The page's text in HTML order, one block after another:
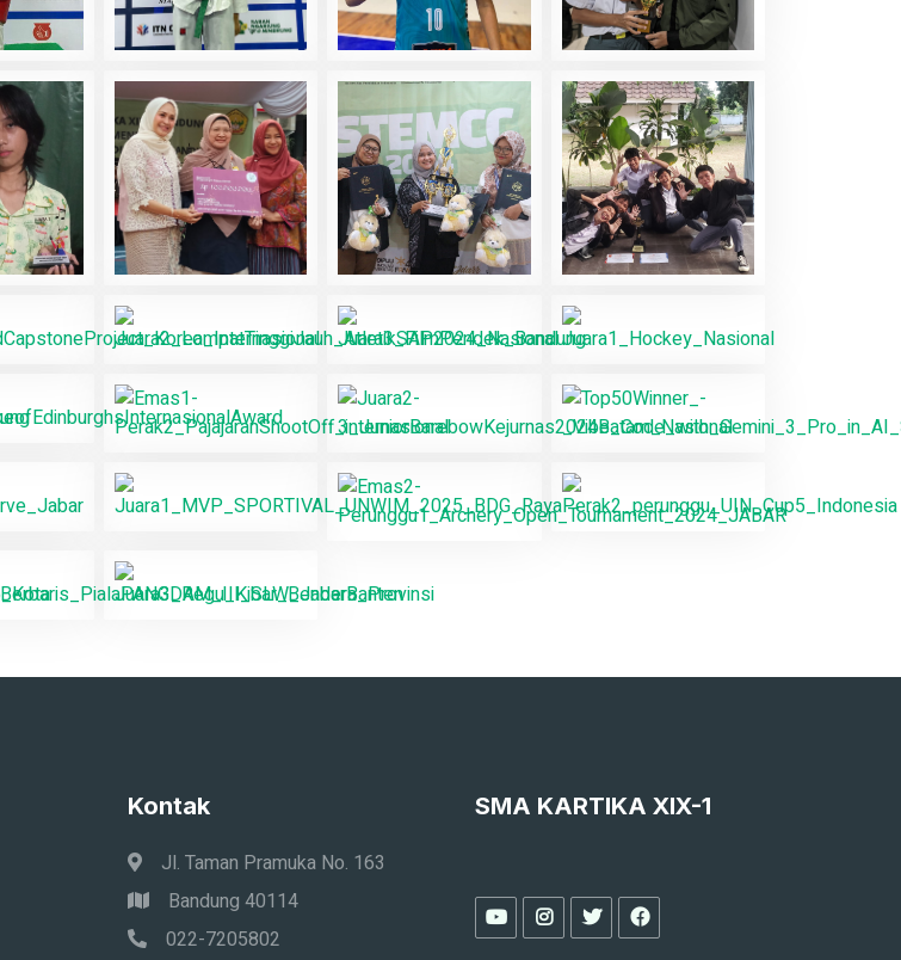
Kontak
Jl. Taman Pramuka No. 163
Bandung 40114
022-7205802
SMA KARTIKA XIX-1